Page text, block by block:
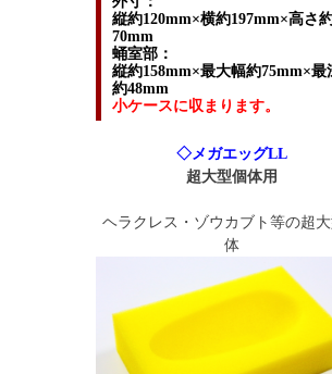
縦約120mm×横約197mm×高さ
70mm
蛹室部：
縦約158mm×最大幅約75mm×最
約48mm
小ケースに収まります。
◇メガエッグLL
超大型個体用
ヘラクレス・ゾウカブト等の超大
体